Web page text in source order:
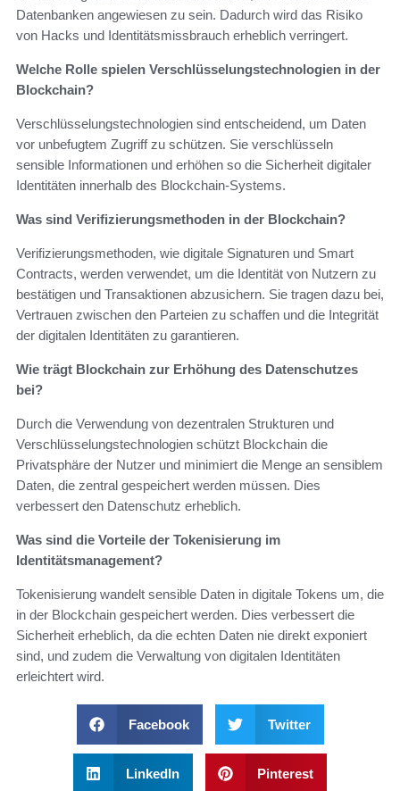
Datenbanken angewiesen zu sein. Dadurch wird das Risiko
von Hacks und Identitätsmissbrauch erheblich verringert.
Welche Rolle spielen Verschlüsselungstechnologien in der
Blockchain?
Verschlüsselungstechnologien sind entscheidend, um Daten
vor unbefugtem Zugriff zu schützen. Sie verschlüsseln
sensible Informationen und erhöhen so die Sicherheit digitaler
Identitäten innerhalb des Blockchain-Systems.
Was sind Verifizierungsmethoden in der Blockchain?
Verifizierungsmethoden, wie digitale Signaturen und Smart
Contracts, werden verwendet, um die Identität von Nutzern zu
bestätigen und Transaktionen abzusichern. Sie tragen dazu bei,
Vertrauen zwischen den Parteien zu schaffen und die Integrität
der digitalen Identitäten zu garantieren.
Wie trägt Blockchain zur Erhöhung des Datenschutzes
bei?
Durch die Verwendung von dezentralen Strukturen und
Verschlüsselungstechnologien schützt Blockchain die
Privatsphäre der Nutzer und minimiert die Menge an sensiblem
Daten, die zentral gespeichert werden müssen. Dies
verbessert den Datenschutz erheblich.
Was sind die Vorteile der Tokenisierung im
Identitätsmanagement?
Tokenisierung wandelt sensible Daten in digitale Tokens um, die
in der Blockchain gespeichert werden. Dies verbessert die
Sicherheit erheblich, da die echten Daten nie direkt exponiert
sind, und zudem die Verwaltung von digitalen Identitäten
erleichtert wird.
Facebook Twitter
LinkedIn Pinterest